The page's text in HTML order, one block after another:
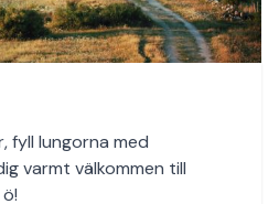
fyll lungorna med
varmt välkommen till